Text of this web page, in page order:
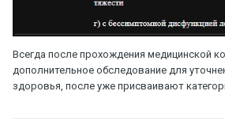
Всегда после прохождения медицинской
дополнительное обследование для
здоровья, после уже присваивают